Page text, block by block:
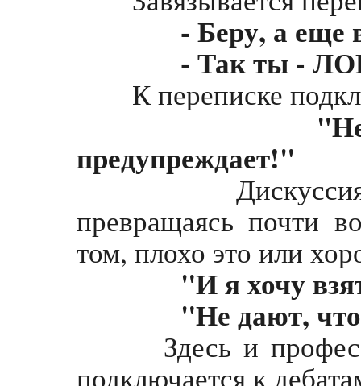
- Беру, а еще
- Так ты -
К переписке
предупреждает!"
Дискуссия
превращаясь почти
том, плохо это или
"И я хочу
"Не дают, что
Здесь и
подключается к